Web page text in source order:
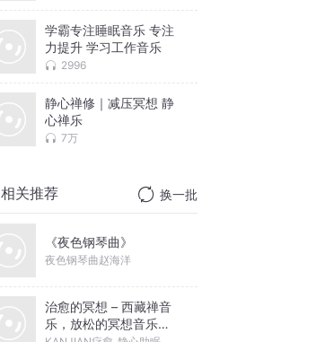
学霸专注睡眠音乐 专注
力提升 学习工作音乐
2996
静心禅修｜减压冥想 静
心禅乐
7万
相关推荐 换一批
《夜色钢琴曲》
夜色钢琴曲赵海洋
治愈的冥想 – 西藏禅音
乐，放松的冥想音乐，